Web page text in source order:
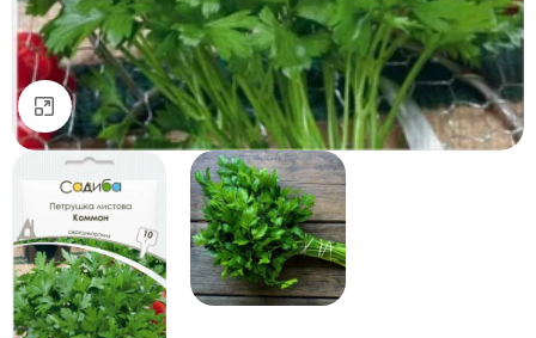
Натисніть, щоб збільшити